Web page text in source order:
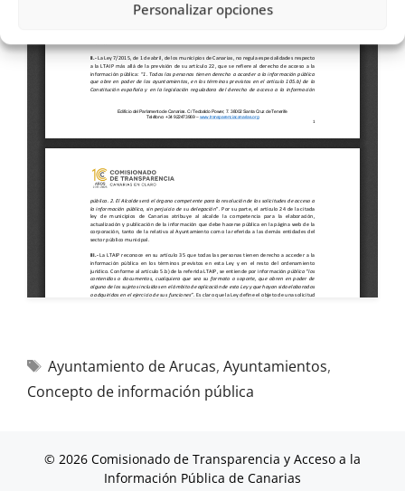
Personalizar opciones
Ayuntamiento de Arucas, Ayuntamientos,
Concepto de información pública
© 2026 Comisionado de Transparencia y Acceso a la
Información Pública de Canarias